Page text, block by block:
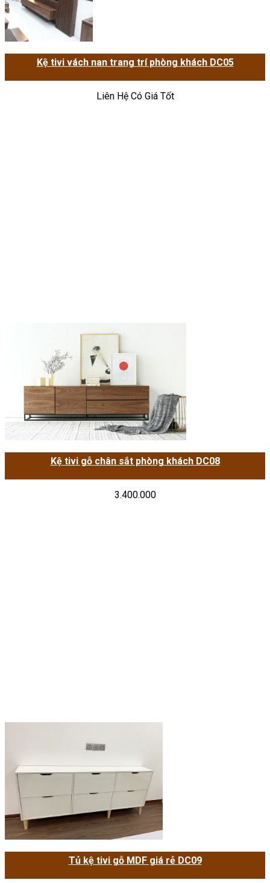
Kệ tivi vách nan trang trí phòng khách DC05
Liên Hệ Có Giá Tốt
Kệ tivi gỗ chân sắt phòng khách DC08
3.400.000
Tủ kệ tivi gỗ MDF giá rẻ DC09